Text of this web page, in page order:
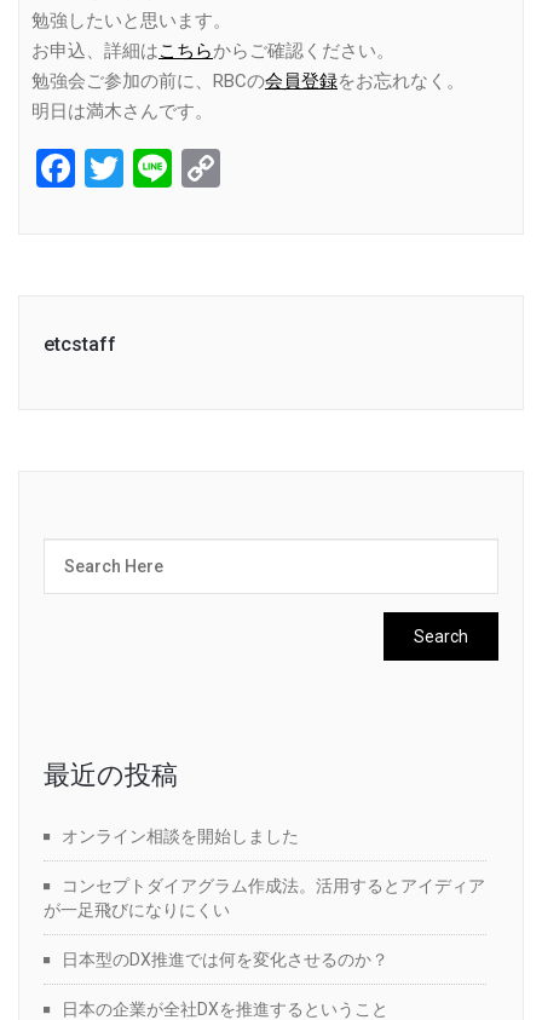
勉強したいと思います。
お申込、詳細はこちらからご確認ください。
勉強会ご参加の前に、RBCの会員登録をお忘れなく。
明日は満木さんです。
Facebook
Twitter
Line
etcstaff
最近の投稿
オンライン相談を開始しました
コンセプトダイアグラム作成法。活用するとアイディア
が一足飛びになりにくい
日本型のDX推進では何を変化させるのか？
日本の企業が全社DXを推進するということ